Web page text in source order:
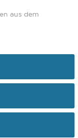
aus dem